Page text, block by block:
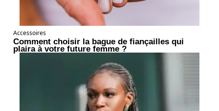
Accessoires
Comment choisir la bague de fiançailles qui
plaira à votre future femme ?